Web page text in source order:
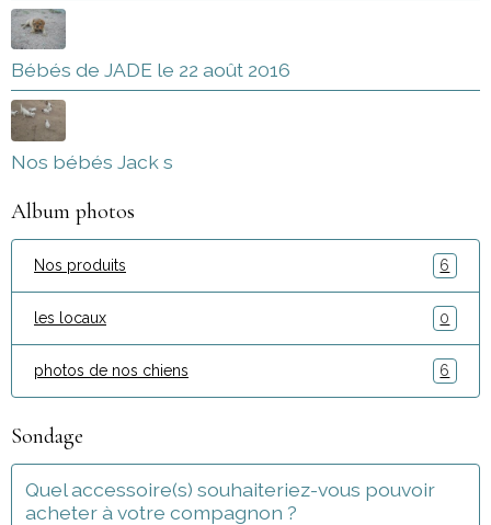
Bébés de JADE le 22 août 2016
Nos bébés Jack s
Album photos
Nos produits 6
les locaux 0
photos de nos chiens 6
Sondage
Quel accessoire(s) souhaiteriez-vous pouvoir
acheter à votre compagnon ?